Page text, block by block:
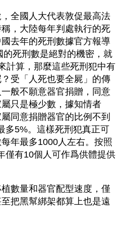
，全國人大代表敦促最高法
，大陸每年判處執行的死
去年的死刑數據官方報導
死刑數是絕對的機密，就
計算，那麼這些死刑犯中有
受「人死也要全屍」的傳
般不願意器官捐贈，同意
只是極少數，據知情者
同意捐贈器官的比例不到
多5%。這樣死刑犯真正可
年最多1000人左右。按照
僅有10個人可作爲供體提供
數量和器官配型速度，僅
把黑幫綁架都算上也是遠